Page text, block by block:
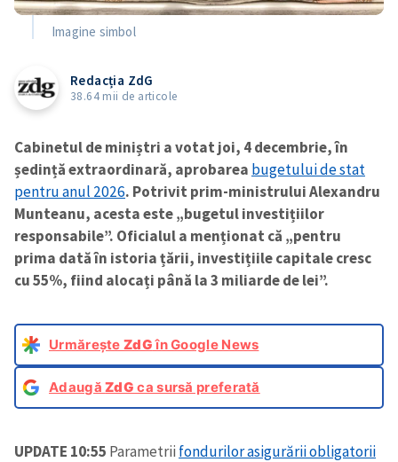
Imagine simbol
Redacția ZdG
38.64 mii de articole
Cabinetul de miniștri a votat joi, 4 decembrie, în
ședință extraordinară, aprobarea bugetului de stat
pentru anul 2026. Potrivit prim-ministrului Alexandru
Munteanu, acesta este „bugetul investițiilor
responsabile”. Oficialul a menționat că „pentru
prima dată în istoria țării, investițiile capitale cresc
cu 55%, fiind alocați până la 3 miliarde de lei”.
Urmărește ZdGîn Google News
AdaugăZdG ca sursă preferată
UPDATE 10:55 Parametriifondurilor asigurării obligatorii